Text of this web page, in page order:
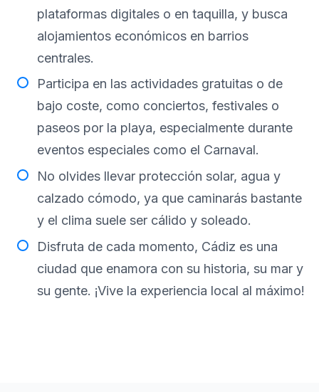
plataformas digitales o en taquilla, y busca
alojamientos económicos en barrios
centrales.
Participa en las actividades gratuitas o de
bajo coste, como conciertos, festivales o
paseos por la playa, especialmente durante
eventos especiales como el Carnaval.
No olvides llevar protección solar, agua y
calzado cómodo, ya que caminarás bastante
y el clima suele ser cálido y soleado.
Disfruta de cada momento, Cádiz es una
ciudad que enamora con su historia, su mar y
su gente. ¡Vive la experiencia local al máximo!